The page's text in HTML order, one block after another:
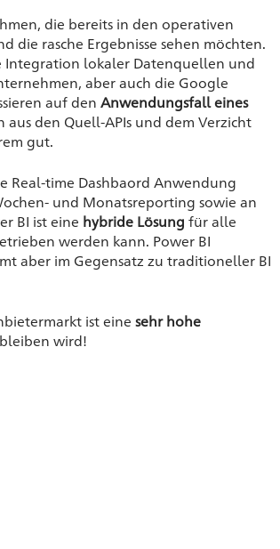
die bereits in den operativen
die rasche Ergebnisse sehen möchten.
Integration lokaler Datenquellen und
aber auch die Google
auf den Anwendungsfall eines
den Quell-APIs und dem Verzicht
gut.
Real-time Dashbaord Anwendung
und Monatsreporting sowie an
BI ist eine hybride Lösung für alle
werden kann. Power BI
aber im Gegensatz zu traditioneller BI
ist eine sehr hohe
wird!